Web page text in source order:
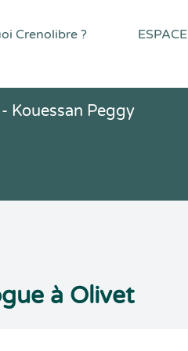
Crenolibre ? ESPACE
Kouessan Peggy
à Olivet